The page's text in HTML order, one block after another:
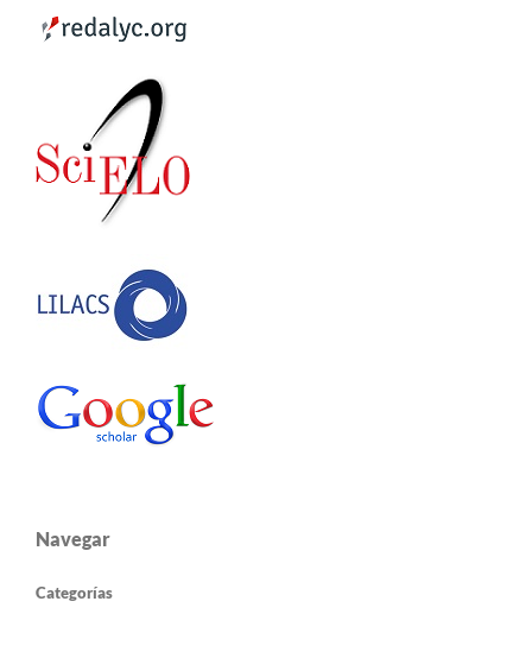
Navegar
Categorías